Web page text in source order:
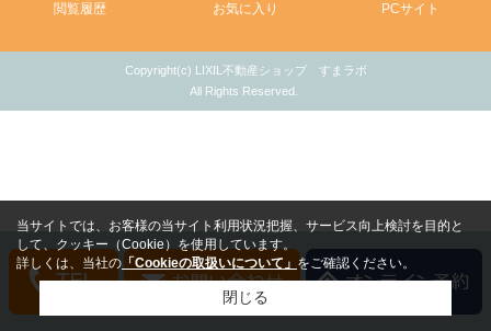
閲覧履歴 お気に入り PCサイト
Copyright(c) LIXIL不動産ショップ すまラボ
All Rights Reserved.
当サイトでは、お客様の当サイト利用状況把握、サービス向上検討を目的と
して、クッキー（Cookie）を使用しています。
詳しくは、当社の 「Cookieの取扱いについて」 をご確認ください。
閉じる